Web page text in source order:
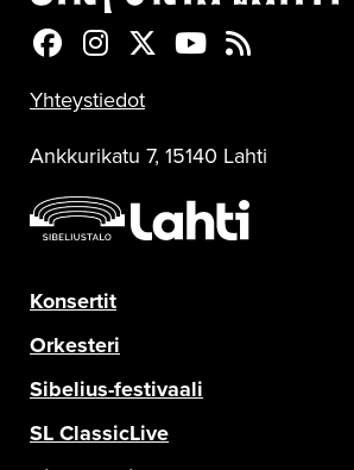
Sinfonia Lahti Facebookissa
Sinfonia Lahti
Sinfonia Lahti
Sinfonia Lahti
Sinfonia
Yhteystiedot
Ankkurikatu 7, 15140 Lahti
Konsertit
Orkesteri
Sibelius-festivaali
SL ClassicLive